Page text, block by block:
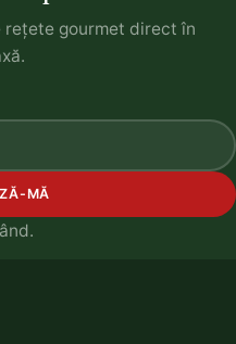
rețete gourmet direct în
MĂ